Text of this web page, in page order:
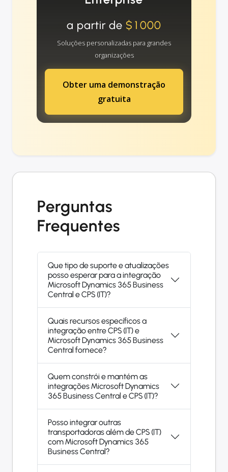
a partir de $1000
Soluções personalizadas para grandes
organizações
Obter uma demonstração
gratuita
Perguntas
Frequentes
Que tipo de suporte e atualizações
posso esperar para a integração
Microsoft Dynamics 365 Business
Central e CPS (IT)?
Quais recursos específicos a
integração entre CPS (IT) e
Microsoft Dynamics 365 Business
Central fornece?
Quem constrói e mantém as
integrações Microsoft Dynamics
365 Business Central e CPS (IT)?
Posso integrar outras
transportadoras além de CPS (IT)
com Microsoft Dynamics 365
Business Central?